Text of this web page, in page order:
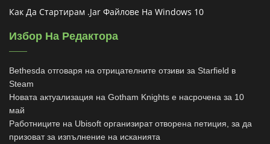
Как Да Стартирам .jar Файлове На Windows 10
Избор На Редактора
Bethesda отговаря на отрицателните отзиви за Starfield в
Steam
Новата актуализация на Gotham Knights е насрочена за 10
май
Работниците на Ubisoft организират отворена петиция, за да
призоват за изпълнение на исканията